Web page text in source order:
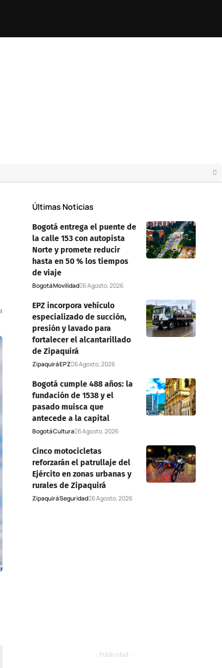
Últimas Noticias
Bogotá entrega el puente de
la calle 153 con autopista
Norte y promete reducir
hasta en 50 % los tiempos
de viaje
BogotáMovilidad 6 Agosto, 2026
EPZ incorpora vehículo
especializado de succión,
presión y lavado para
fortalecer el alcantarillado
de Zipaquirá
ZipaquiráEPZ 6 Agosto, 2026
Bogotá cumple 488 años: la
fundación de 1538 y el
pasado muisca que
antecede a la capital
BogotáCultura 6 Agosto, 2026
Cinco motocicletas
reforzarán el patrullaje del
Ejército en zonas urbanas y
rurales de Zipaquirá
ZipaquiráSeguridad 6 Agosto, 2026
- Publicidad -